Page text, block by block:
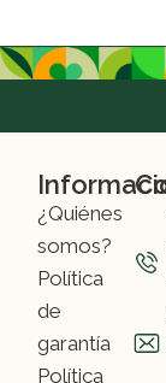
¿Quiénes
somos?
Política
de
garantía
Política